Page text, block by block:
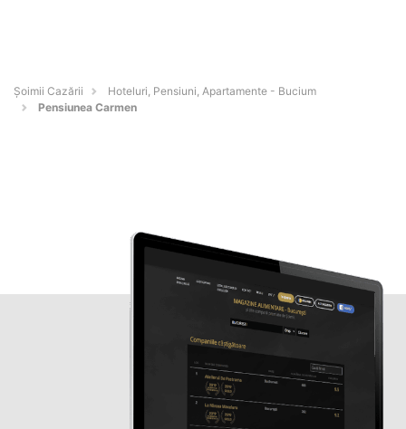
Șoimii Cazării
Hoteluri, Pensiuni, Apartamente - Bucium
Pensiunea Carmen